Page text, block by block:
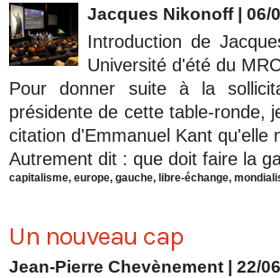
Jacques Nikonoff | 06/
Introduction de
Université d'été du
Pour donner suite à la
présidente de cette table-ronde,
citation d'Emmanuel Kant
Autrement dit : que doit faire la
capitalisme, europe, gauche, libre-échange,
Un nouveau cap
Jean-Pierre Chevènement | 22/